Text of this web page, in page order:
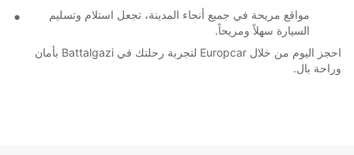
مواقع مريحة في جميع أنحاء المدينة، تجعل استلام وتسليم
السيارة سهلاً ومريحاً.
احجز اليوم من خلال Europcar لتجربة رحلتك في Battalgazi بأمان
وراحة بال.